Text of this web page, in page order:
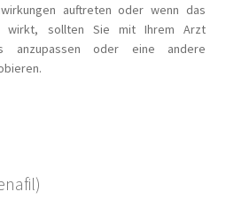
auftreten oder wenn das
wirkt, sollten Sie mit Ihrem Arzt
anzupassen oder eine andere